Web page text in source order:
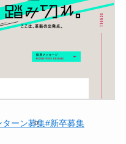
ターン募集#新卒募集